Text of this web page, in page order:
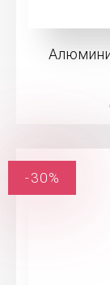
-30%